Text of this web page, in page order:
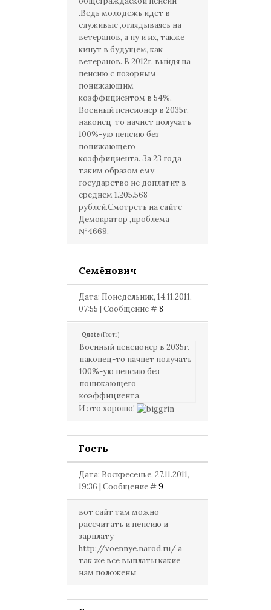
.Ведь молодежь идет в
служивые ,оглядываясь на
ветеранов, а ну и их, также
кинут в будущем, как
ветеранов. В 2012г. выйдя на
пенсию с позорным
понижающим
коэффициентом в 54%.
Военный пенсионер в 2035г.
наконец-то начнет получать
100%-ую пенсию без
понижающего
коэффициента. За 23 года
таким образом ему
государство не доплатит в
среднем 1.205.568
рублей.Смотреть на сайте
Демократор ,проблема
№4669.
Семёнович
Дата: Понедельник, 14.11.2011,
07:55 | Сообщение #8
Quote(Гость)
Военный пенсионер в 2035г.
наконец-то начнет получать
100%-ую пенсию без
понижающего
коэффициента.
И это хорошо!
Гость
Дата: Воскресенье, 27.11.2011,
19:36 | Сообщение #9
вот сайт там можно
рассчитать и пенсию и
зарплату
http://voennye.narod.ru/ а
так же все выплаты какие
нам положены